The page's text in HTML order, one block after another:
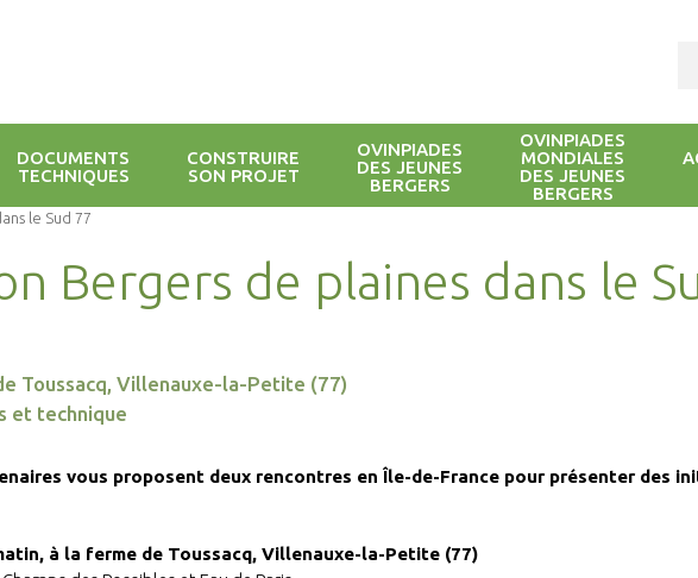
DOCUMENTS
TECHNIQUES
CONSTRUIRE
SON PROJET
OVINPIADES
DES JEUNES
BERGERS
OVINPIADES
MONDIALES
DES JEUNES
BERGERS
le Sud 77
Bergers de plaines dans le
Toussacq, Villenauxe-la-Petite (77)
et technique
vous proposent deux rencontres en Île-de-France pour présenter des
à la ferme de Toussacq, Villenauxe-la-Petite (77)